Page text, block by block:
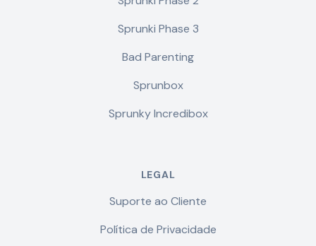
Sprunki Phase 3
Bad Parenting
Sprunbox
Sprunky Incredibox
LEGAL
Suporte ao Cliente
Política de Privacidade